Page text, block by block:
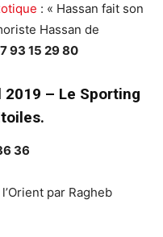
: « Hassan fait son
Hassan de
93 15 29 80
– Le Sporting
36
par Ragheb